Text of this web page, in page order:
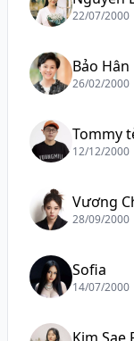
22/07/2000
Bảo Hân
26/02/2000
Tommy
12/12/2000
Vương
28/09/2000
Sofia
14/07/2000